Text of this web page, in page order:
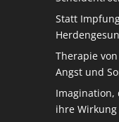
Statt
Therapie
Angst und
Imagination,
ihre Wirkung